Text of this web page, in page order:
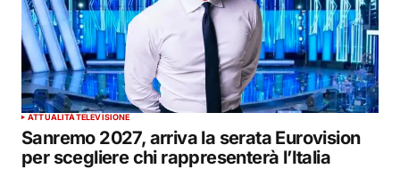
ATTUALITÀTELEVISIONE
Sanremo 2027, arriva la serata Eurovision
per scegliere chi rappresenterà l’Italia